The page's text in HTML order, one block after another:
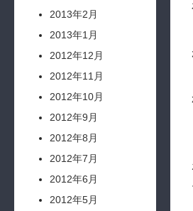
2013年2月
2013年1月
2012年12月
2012年11月
2012年10月
2012年9月
2012年8月
2012年7月
2012年6月
2012年5月